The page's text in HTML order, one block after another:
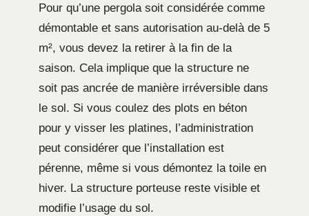
Pour qu’une pergola soit considérée comme
démontable et sans autorisation au-delà de 5
m², vous devez la retirer à la fin de la
saison. Cela implique que la structure ne
soit pas ancrée de manière irréversible dans
le sol. Si vous coulez des plots en béton
pour y visser les platines, l’administration
peut considérer que l’installation est
pérenne, même si vous démontez la toile en
hiver. La structure porteuse reste visible et
modifie l’usage du sol.